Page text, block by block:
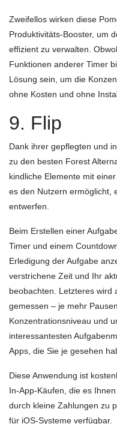
Zweifellos wirken diese
Produktivitäts-Booster, um
effizient zu verwalten.
Funktionen anderer Timer
Lösung sein, um die
ohne Kosten und ohne
9. Flip
Dank ihrer gepflegten und
zu den besten Forest
kindliche Elemente mit
es den Nutzern ermöglicht,
entwerfen.
Beim Erstellen einer
Timer und einem
Erledigung der Aufgabe
verstrichene Zeit und Ihr
beobachten. Letzteres wird
gemessen – je mehr
Konzentrationsniveau und
interessantesten
Apps, die Sie je gesehen
Diese Anwendung ist
In-App-Käufen, die es
durch kleine Zahlungen zu
für iOS-Systeme verfügbar.